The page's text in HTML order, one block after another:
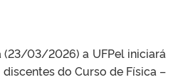
(23/03/2026) a UFPel iniciará
do Curso de Física –